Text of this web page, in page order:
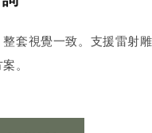
套視覺一致。支援雷射
。